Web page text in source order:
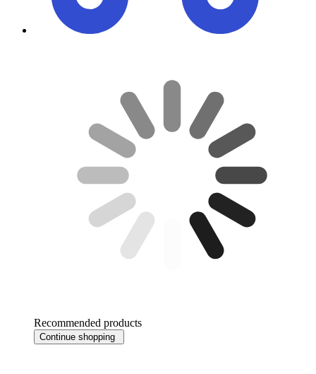
Recommended products
Continue shopping